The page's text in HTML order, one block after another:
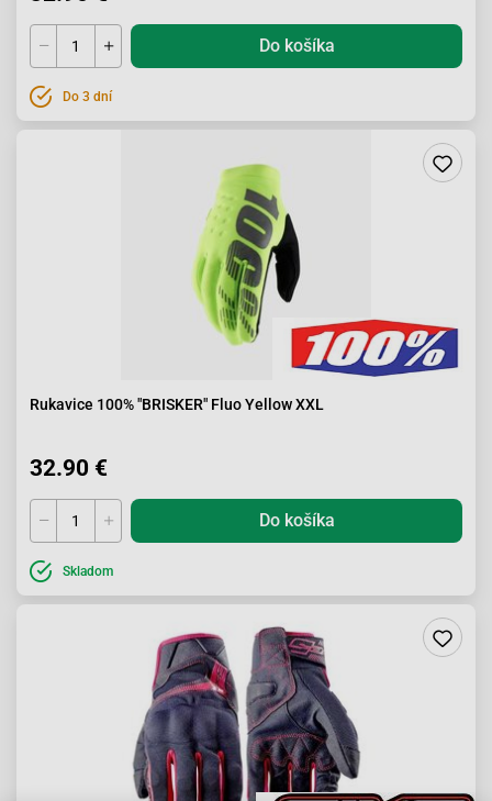
Do košíka
Do 3 dní
Rukavice 100% "BRISKER" Fluo Yellow XXL
32.90 €
Do košíka
Skladom